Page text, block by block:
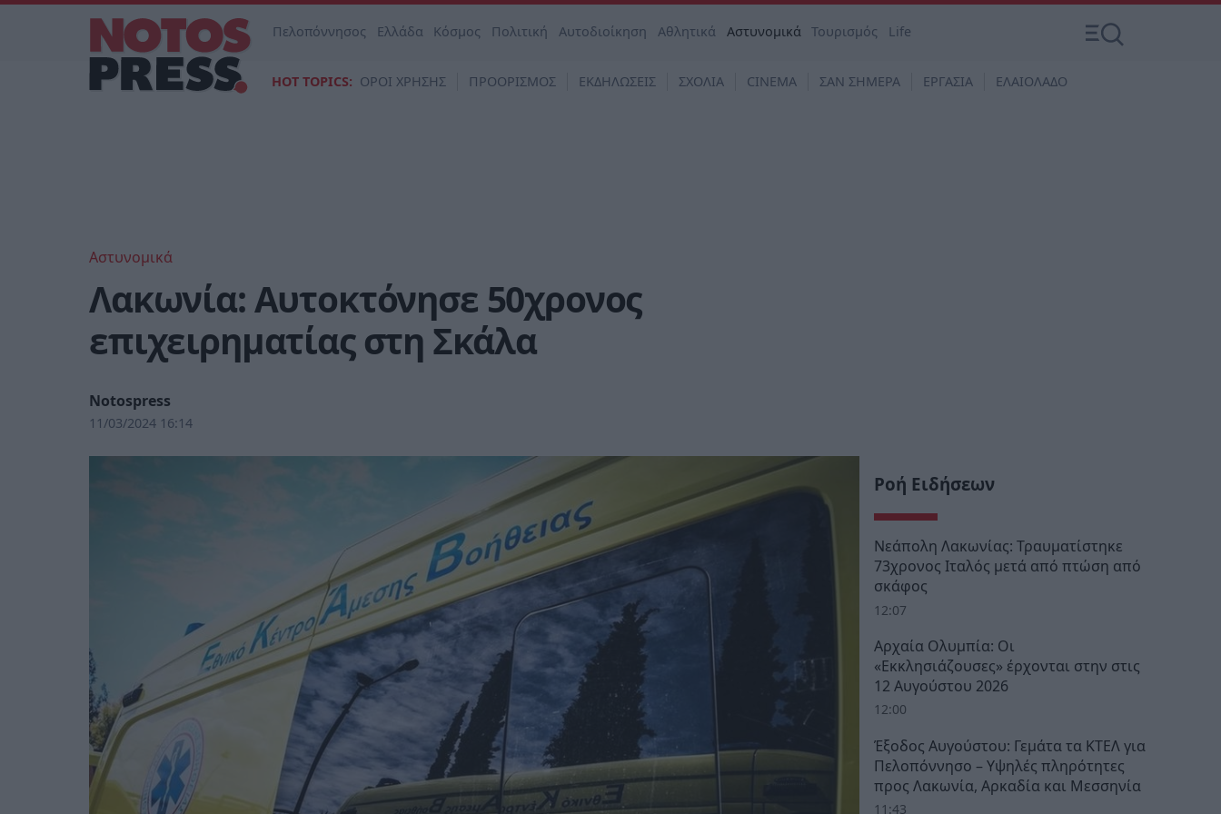
Πελοπόννησος Ελλάδα Κόσμος Πολιτική Αυτοδιοίκηση Αθλητικά Αστυνομικά Τουρισμός Life
HOT TOPICS: ΟΡΟΙ ΧΡΗΣΗΣ ΠΡΟΟΡΙΣΜΟΣ ΕΚΔΗΛΩΣΕΙΣ ΣΧΟΛΙΑ CINEMA ΣΑΝ ΣΗΜΕΡΑ ΕΡΓΑΣΙΑ ΕΛΑΙΟΛΑΔΟ
Αστυνομικά
Λακωνία: Αυτοκτόνησε 50χρονος
επιχειρηματίας στη Σκάλα
Notospress
11/03/2024 16:14
Ροή Ειδήσεων
Νεάπολη Λακωνίας: Τραυματίστηκε
73χρονος Ιταλός μετά από πτώση από
σκάφος
12:07
Αρχαία Ολυμπία: Οι
«Εκκλησιάζουσες» έρχονται στην στις
12 Αυγούστου 2026
12:00
Έξοδος Αυγούστου: Γεμάτα τα ΚΤΕΛ για
Πελοπόννησο – Υψηλές πληρότητες
προς Λακωνία, Αρκαδία και Μεσσηνία
11:43